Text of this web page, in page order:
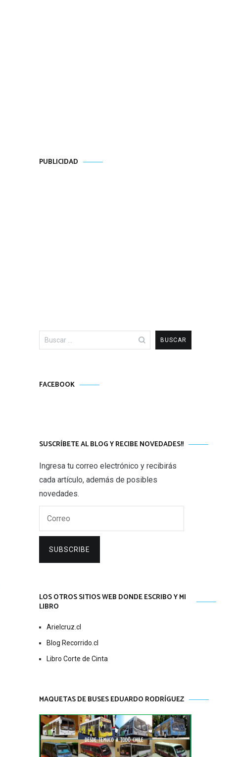
PUBLICIDAD
Buscar:
FACEBOOK
SUSCRÍBETE AL BLOG Y RECIBE NOVEDADES!!
Ingresa tu correo electrónico y recibirás
cada artículo, además de posibles
novedades.
SUBSCRIBE
LOS OTROS SITIOS WEB DONDE ESCRIBO Y MI
LIBRO
Arielcruz.cl
Blog Recorrido.cl
Libro Corte de Cinta
MAQUETAS DE BUSES EDUARDO RODRÍGUEZ